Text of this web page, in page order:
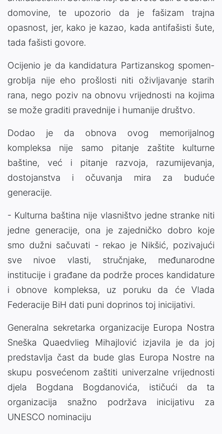
domovine, te upozorio da je fašizam trajna
opasnost, jer, kako je kazao, kada antifašisti šute,
tada fašisti govore.
Ocijenio je da kandidatura Partizanskog spomen-
groblja nije eho prošlosti niti oživljavanje starih
rana, nego poziv na obnovu vrijednosti na kojima
se može graditi pravednije i humanije društvo.
Dodao je da obnova ovog memorijalnog
kompleksa nije samo pitanje zaštite kulturne
baštine, već i pitanje razvoja, razumijevanja,
dostojanstva i očuvanja mira za buduće
generacije.
- Kulturna baština nije vlasništvo jedne stranke niti
jedne generacije, ona je zajedničko dobro koje
smo dužni sačuvati - rekao je Nikšić, pozivajući
sve nivoe vlasti, stručnjake, međunarodne
institucije i građane da podrže proces kandidature
i obnove kompleksa, uz poruku da će Vlada
Federacije BiH dati puni doprinos toj inicijativi.
Generalna sekretarka organizacije Europa Nostra
Sneška Quaedvlieg Mihajlović izjavila je da joj
predstavlja čast da bude glas Europa Nostre na
skupu posvećenom zaštiti univerzalne vrijednosti
djela Bogdana Bogdanovića, ističući da ta
organizacija snažno podržava inicijativu za
UNESCO nominaciju